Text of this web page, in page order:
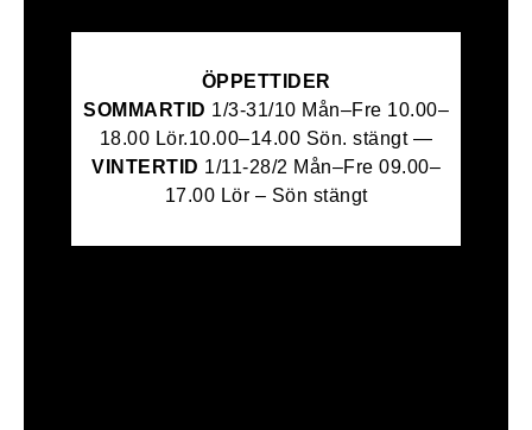
ÖPPETTIDER
SOMMARTID 1/3-31/10 Mån–Fre 10.00–
18.00 Lör.10.00–14.00 Sön. stängt —
VINTERTID 1/11-28/2 Mån–Fre 09.00–
17.00 Lör – Sön stängt